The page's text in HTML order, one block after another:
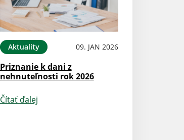
Aktuality 09. JAN 2026
Priznanie k dani z
nehnuteľnosti rok 2026
Čítať ďalej